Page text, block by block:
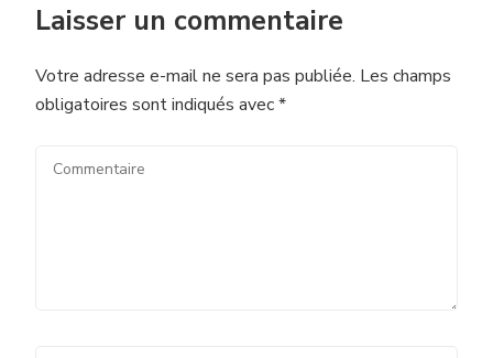
Laisser un commentaire
Votre adresse e-mail ne sera pas publiée. Les champs
obligatoires sont indiqués avec*